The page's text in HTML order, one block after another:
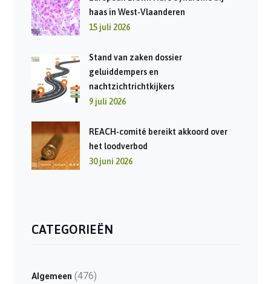
haas in West-Vlaanderen
15 juli 2026
Stand van zaken dossier
geluiddempers en
nachtzichtrichtkijkers
9 juli 2026
REACH-comité bereikt akkoord over
het loodverbod
30 juni 2026
CATEGORIEËN
Algemeen (476)